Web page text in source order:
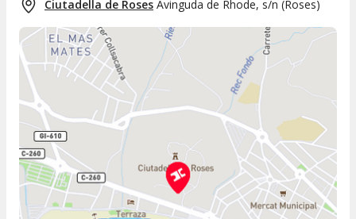
Ciutadella de Roses Avinguda de Rhode, s/n (Roses)